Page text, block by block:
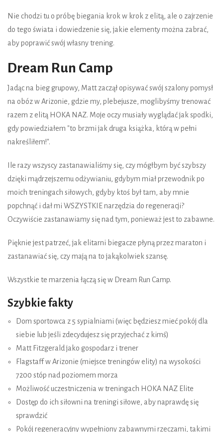
Nie chodzi tu o próbę biegania krok w krok z elitą, ale o zajrzenie
do tego świata i dowiedzenie się, jakie elementy można zabrać,
aby poprawić swój własny trening.
Dream Run Camp
Jadąc na bieg grupowy, Matt zaczął opisywać swój szalony pomysł
na obóz w Arizonie, gdzie my, plebejusze, moglibyśmy trenować
razem z elitą HOKA NAZ. Moje oczy musiały wyglądać jak spodki,
gdy powiedziałem "to brzmi jak druga książka, którą w pełni
nakreśliłem!".
Ile razy wszyscy zastanawialiśmy się, czy mógłbym być szybszy
dzięki mądrzejszemu odżywianiu, gdybym miał przewodnik po
moich treningach siłowych, gdyby ktoś był tam, aby mnie
popchnąć i dał mi WSZYSTKIE narzędzia do regeneracji?
Oczywiście zastanawiamy się nad tym, ponieważ jest to zabawne.
Pięknie jest patrzeć, jak elitarni biegacze płyną przez maraton i
zastanawiać się, czy mają na to jakąkolwiek szansę.
Wszystkie te marzenia łączą się w Dream Run Camp.
Szybkie fakty
Dom sportowca z 5 sypialniami (więc będziesz mieć pokój dla
siebie lub jeśli zdecydujesz się przyjechać z kimś)
Matt Fitzgerald jako gospodarz i trener
Flagstaff w Arizonie (miejsce treningów elity) na wysokości
7200 stóp nad poziomem morza
Możliwość uczestniczenia w treningach HOKA NAZ Elite
Dostęp do ich siłowni na treningi siłowe, aby naprawdę się
sprawdzić
Pokój regeneracyjny wypełniony zabawnymi rzeczami, takimi